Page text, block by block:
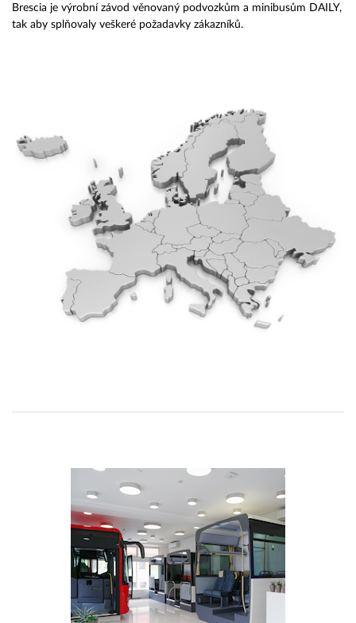
Brescia je výrobní závod věnovaný podvozkům a minibusům DAILY,
tak aby splňovaly veškeré požadavky zákazníků.